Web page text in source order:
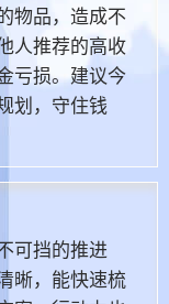
物品，造成不
人推荐的高收
亏损。建议今
划，守住钱
可挡的推进
晰，能快速梳